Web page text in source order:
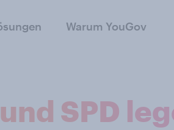
Warum YouGov
SPD